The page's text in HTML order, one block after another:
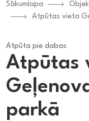
Sākumlapa
Atpūtas vieta
Atpūta pie dabas
Atpūtas
parkā